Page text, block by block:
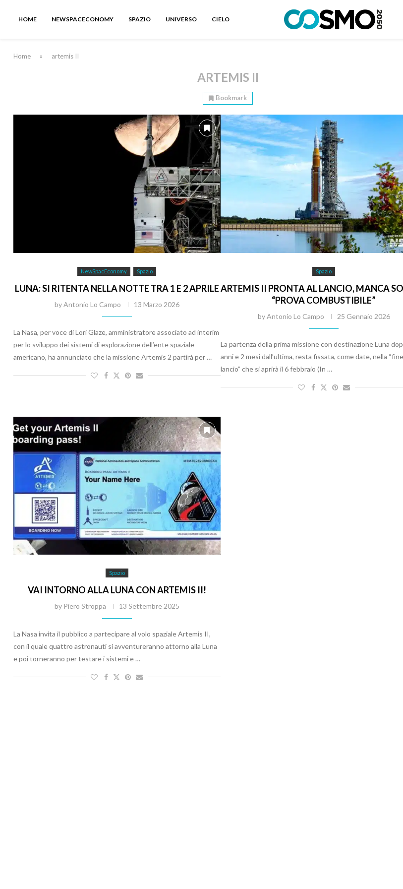
HOME NEWSPACECONOMY SPAZIO UNIVERSO CIELO
Home » artemis II
ARTEMIS II
Bookmark
NewSpacEconomy Spazio
LUNA: SI RITENTA NELLA NOTTE TRA 1 E 2 APRILE
byAntonio Lo Campo 13 Marzo 2026
La Nasa, per voce di Lori Glaze, amministratore associato ad interim
per lo sviluppo dei sistemi di esplorazione dell’ente spaziale
americano, ha annunciato che la missione Artemis 2 partirà per …
Spazio
ARTEMIS II PRONTA AL LANCIO, MANCA
“PROVA COMBUSTIBILE”
byAntonio Lo Campo 25 Gennaio 2026
La partenza della prima missione con destinazione Luna
anni e 2 mesi dall’ultima, resta fissata, come date, nella
lancio” che si aprirà il 6 febbraio (In …
Spazio
VAI INTORNO ALLA LUNA CON ARTEMIS II!
by Piero Stroppa 13 Settembre 2025
La Nasa invita il pubblico a partecipare al volo spaziale Artemis II,
con il quale quattro astronauti si avventureranno attorno alla Luna
e poi torneranno per testare i sistemi e …